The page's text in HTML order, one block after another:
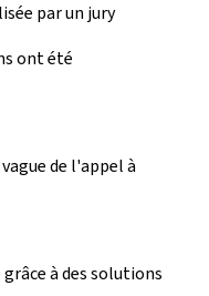
par un jury
ont été
de l'appel à
à des solutions